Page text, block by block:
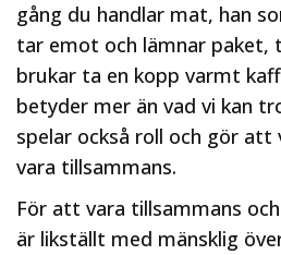
gång du handlar mat, han
tar emot och lämnar paket,
brukar ta en kopp varmt
betyder mer än vad vi kan
spelar också roll och gör att
vara tillsammans.
För att vara tillsammans
är likställt med mänsklig